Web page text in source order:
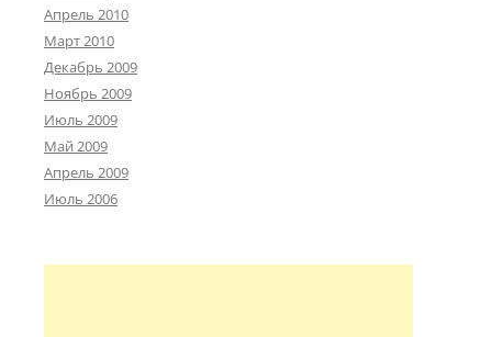
Апрель 2010
Март 2010
Декабрь 2009
Ноябрь 2009
Июль 2009
Май 2009
Апрель 2009
Июль 2006